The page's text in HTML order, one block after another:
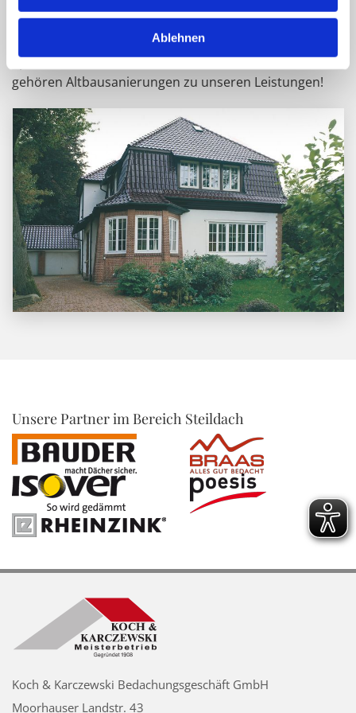
Ablehnen
Konstruktion.
Speziell im Bereich Steildach
gehören Altbausanierungen zu unseren Leistungen!
Unsere Partner im Bereich Steildach
Koch & Karczewski Bedachungsgeschäft GmbH
Moorhauser Landstr. 43